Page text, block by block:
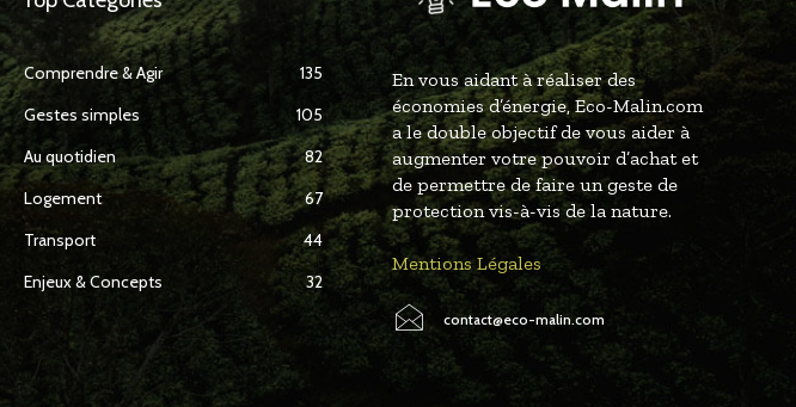
Comprendre & Agir
135
Gestes simples
105
Au quotidien
82
Logement
67
Transport
44
Enjeux & Concepts
32
En vous aidant à réaliser des
économies d’énergie, Eco-Malin.com
a le double objectif de vous aider à
augmenter votre pouvoir d’achat et
de permettre de faire un geste de
protection vis-à-vis de la nature.
Mentions Légales
contact@eco-malin.com